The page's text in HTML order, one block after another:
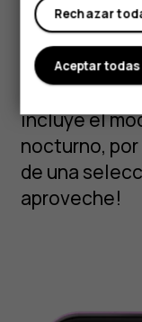
Mi cuenta
Ya sabes
hace que tu
el modo de
fotos: esa
incluye el
nocturno,
de una
aproveche!
Rechazar
Aceptar todas